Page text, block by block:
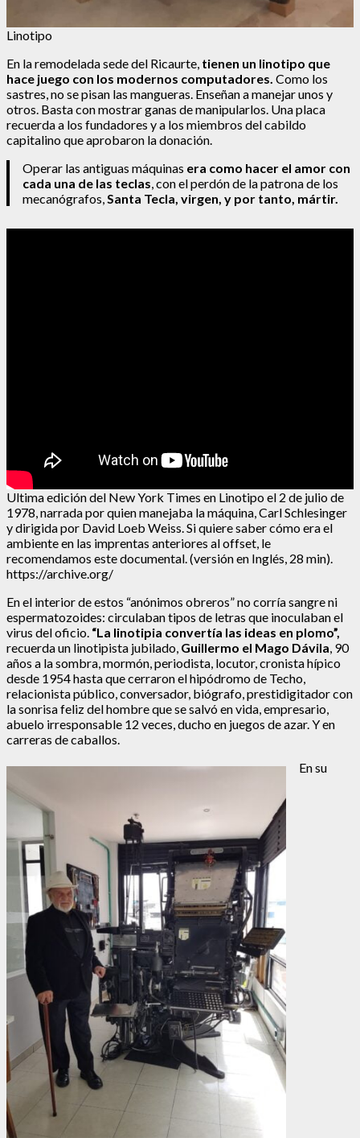
Linotipo
En la remodelada sede del Ricaurte, tienen un linotipo que
hace juego con los modernos computadores. Como los
sastres, no se pisan las mangueras. Enseñan a manejar unos y
otros. Basta con mostrar ganas de manipularlos. Una placa
recuerda a los fundadores y a los miembros del cabildo
capitalino que aprobaron la donación.
Operar las antiguas máquinas era como hacer el amor con
cada una de las teclas, con el perdón de la patrona de los
mecanógrafos,Santa Tecla, virgen, y por tanto, mártir.
Ultima edición del New York Times en Linotipo el 2 de julio de
1978, narrada por quien manejaba la máquina, Carl Schlesinger
y dirigida por David Loeb Weiss. Si quiere saber cómo era el
ambiente en las imprentas anteriores al offset, le
recomendamos este documental. (versión en Inglés, 28 min).
https://archive.org/
En el interior de estos “anónimos obreros” no corría sangre ni
espermatozoides: circulaban tipos de letras que inoculaban el
virus del oficio. “La linotipia convertía las ideas en plomo”,
recuerda un linotipista jubilado, Guillermo el Mago Dávila, 90
años a la sombra, mormón, periodista, locutor, cronista hípico
desde 1954 hasta que cerraron el hipódromo de Techo,
relacionista público, conversador, biógrafo, prestidigitador con
la sonrisa feliz del hombre que se salvó en vida, empresario,
abuelo irresponsable 12 veces, ducho en juegos de azar. Y en
carreras de caballos.
En su